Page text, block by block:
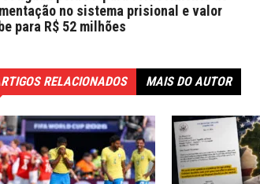
no sistema prisional e valor
para R$ 52 milhões
RELACIONADOS MAIS DO AUTOR